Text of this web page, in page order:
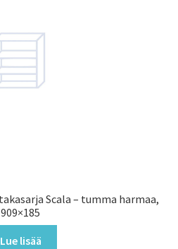
Scala – tumma harmaa,
909×185
Lue lisää